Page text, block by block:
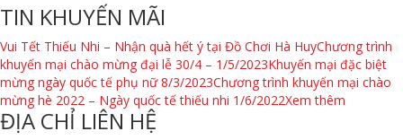
TIN KHUYẾN MÃI
Vui Tết Thiếu Nhi – Nhận quà hết ý tại Đồ Chơi Hà HuyChương trình
khuyến mại chào mừng đại lễ 30/4 – 1/5/2023Khuyến mại đặc biệt
mừng ngày quốc tế phụ nữ 8/3/2023Chương trình khuyến mại chào
mừng hè 2022 – Ngày quốc tế thiếu nhi 1/6/2022Xem thêm
ĐỊA CHỈ LIÊN HỆ